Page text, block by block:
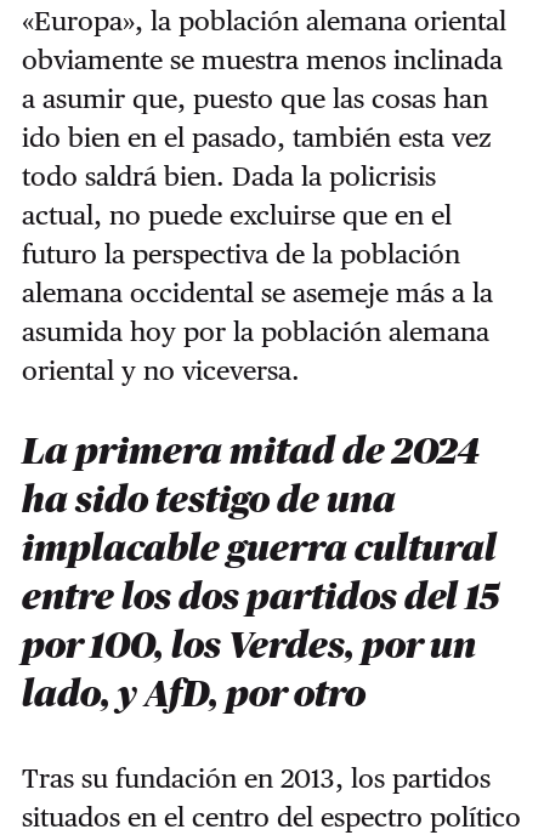
«Europa», la población alemana oriental
obviamente se muestra menos inclinada
a asumir que, puesto que las cosas han
ido bien en el pasado, también esta vez
todo saldrá bien. Dada la policrisis
actual, no puede excluirse que en el
futuro la perspectiva de la población
alemana occidental se asemeje más a la
asumida hoy por la población alemana
oriental y no viceversa.
La primera mitad de 2024
ha sido testigo de una
implacable guerra cultural
entre los dos partidos del 15
por 100, los Verdes, por un
lado, y AfD, por otro
Tras su fundación en 2013, los partidos
situados en el centro del espectro político